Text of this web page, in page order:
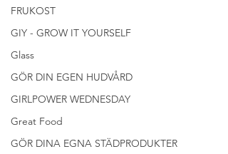
FRUKOST
GIY - GROW IT YOURSELF
Glass
GÖR DIN EGEN HUDVÅRD
GIRLPOWER WEDNESDAY
Great Food
GÖR DINA EGNA STÄDPRODUKTER